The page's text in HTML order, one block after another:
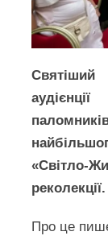
Святіший
«Світло-
реколекції.
Про це